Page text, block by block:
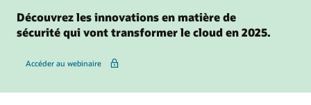
Découvrez les innovations en matière de
sécurité qui vont transformer le cloud en 2025.
Accéder au webinaire